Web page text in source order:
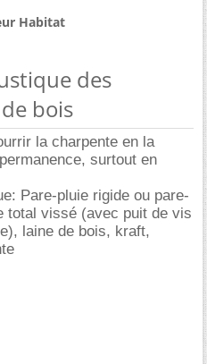
Habitat
des
bois
la charpente en la
surtout en
Pare-pluie rigide ou pare-
total vissé (avec puit de vis
laine de bois, kraft,